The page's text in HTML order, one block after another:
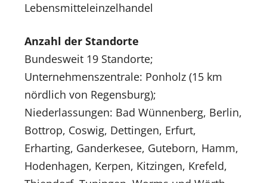
Lebensmitteleinzelhandel
Anzahl der Standorte
Bundesweit 19 Standorte;
Unternehmenszentrale: Ponholz (15 km
nördlich von Regensburg);
Niederlassungen: Bad Wünnenberg, Berlin,
Bottrop, Coswig, Dettingen, Erfurt,
Erharting, Ganderkesee, Guteborn, Hamm,
Hodenhagen, Kerpen, Kitzingen, Krefeld,